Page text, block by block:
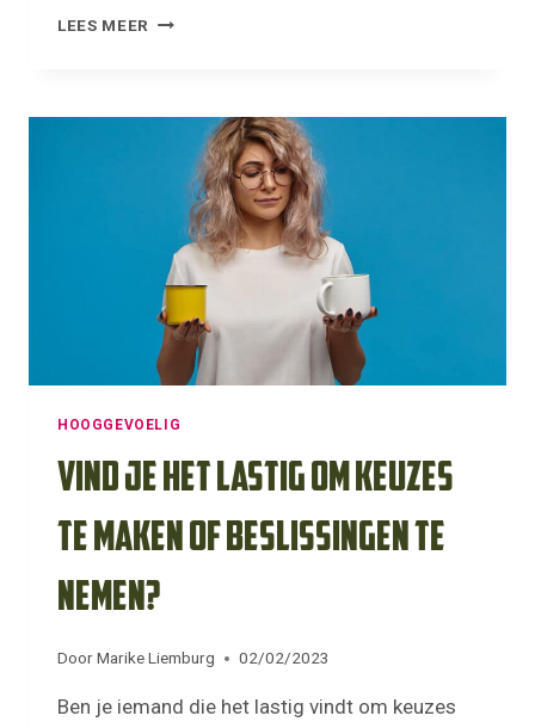
LEES MEER VECHTEN,
BEVRIEZEN:
WELKE
OVERLEVINGSSTRATEGIE
HERKEN
HOOGGEVOELIG
Vind je het lastig om keuzes
te maken of beslissingen te
nemen?
DoorMarike Liemburg 02/02/2023
Ben je iemand die het lastig vindt om keuzes